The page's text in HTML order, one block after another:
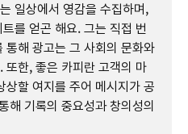
일상에서 영감을 수집하며,
를 얻곤 해요. 그는 직접 번
통해 광고는 그 사회의 문화와
또한, 좋은 카피란 고객의 마
상할 여지를 주어 메시지가 공
해 기록의 중요성과 창의성의